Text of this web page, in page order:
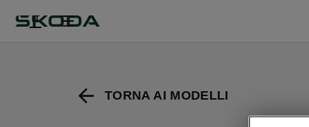
IT
TORNA AI MODELLI